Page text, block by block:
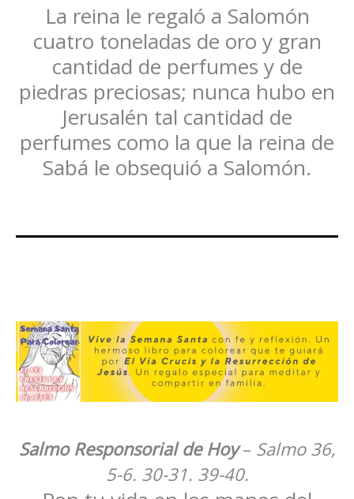
La reina le regaló a Salomón
cuatro toneladas de oro y gran
cantidad de perfumes y de
piedras preciosas; nunca hubo en
Jerusalén tal cantidad de
perfumes como la que la reina de
Sabá le obsequió a Salomón.
Salmo Responsorial de Hoy – Salmo 36,
5-6. 30-31. 39-40.